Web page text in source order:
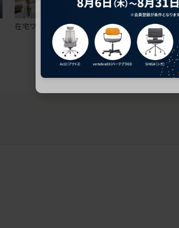
在宅ワークにおすすめのオフィスチェア5選